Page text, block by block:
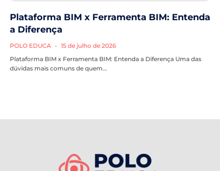
Plataforma BIM x Ferramenta BIM: Entenda
a Diferença
POLO EDUCA
15 de julho de 2026
Plataforma BIM x Ferramenta BIM: Entenda a Diferença Uma das
dúvidas mais comuns de quem...